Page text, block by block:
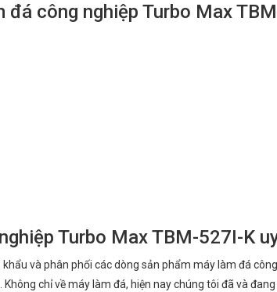
công nghiệp Turbo Max
Turbo Max TBM-527I-K
và phân phối các dòng sản phẩm máy làm đá
chỉ về máy làm đá, hiện nay chúng tôi đã và